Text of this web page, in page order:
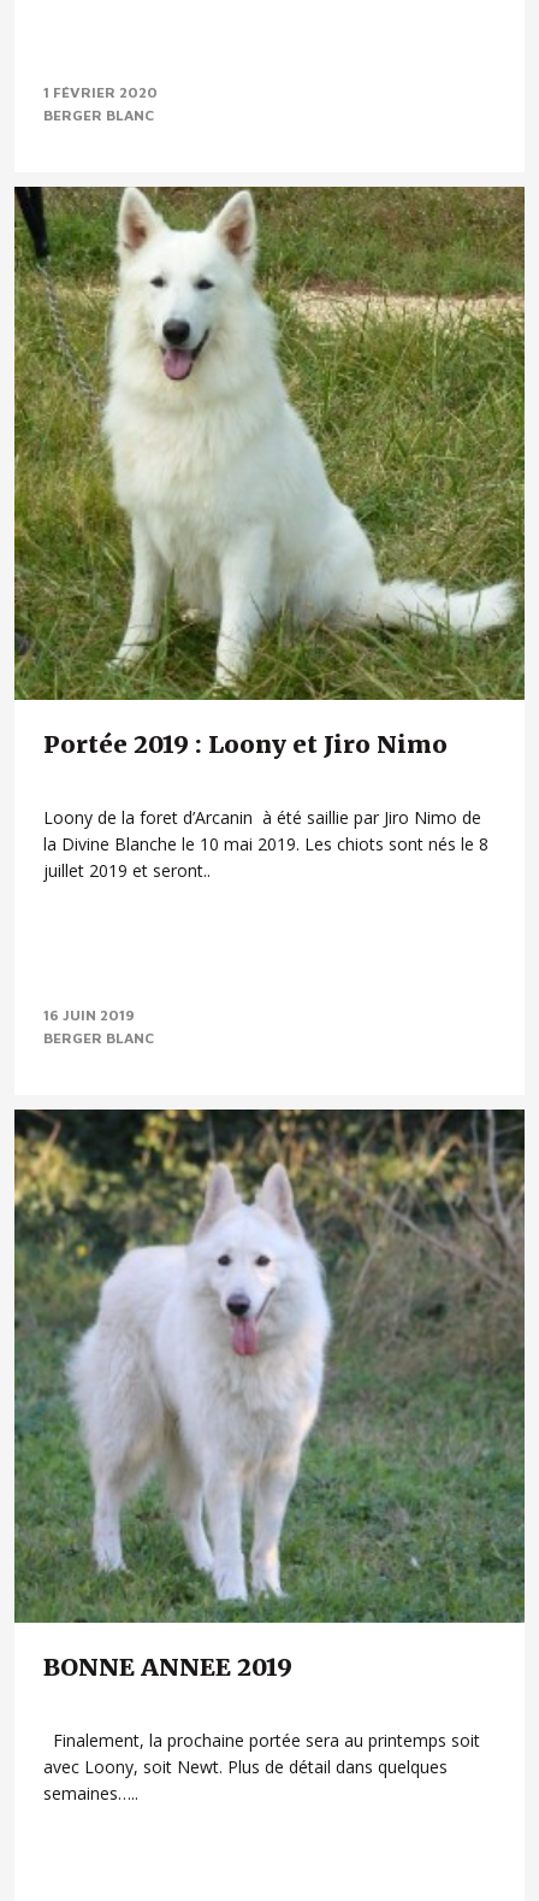
1 FÉVRIER 2020
BERGER BLANC
Portée 2019 : Loony et Jiro Nimo
Loony de la foret d’Arcanin à été saillie par Jiro Nimo de
la Divine Blanche le 10 mai 2019. Les chiots sont nés le 8
juillet 2019 et seront..
16 JUIN 2019
BERGER BLANC
BONNE ANNEE 2019
Finalement, la prochaine portée sera au printemps soit
avec Loony, soit Newt. Plus de détail dans quelques
semaines…..